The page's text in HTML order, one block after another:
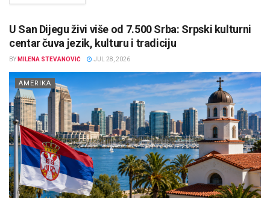
U San Dijegu živi više od 7.500 Srba: Srpski kulturni
centar čuva jezik, kulturu i tradiciju
BY MILENA STEVANOVIĆ JUL 28, 2026
AMERIKA